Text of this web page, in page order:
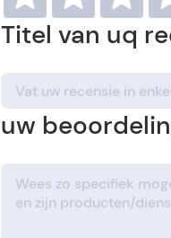
Titel van uq
uw